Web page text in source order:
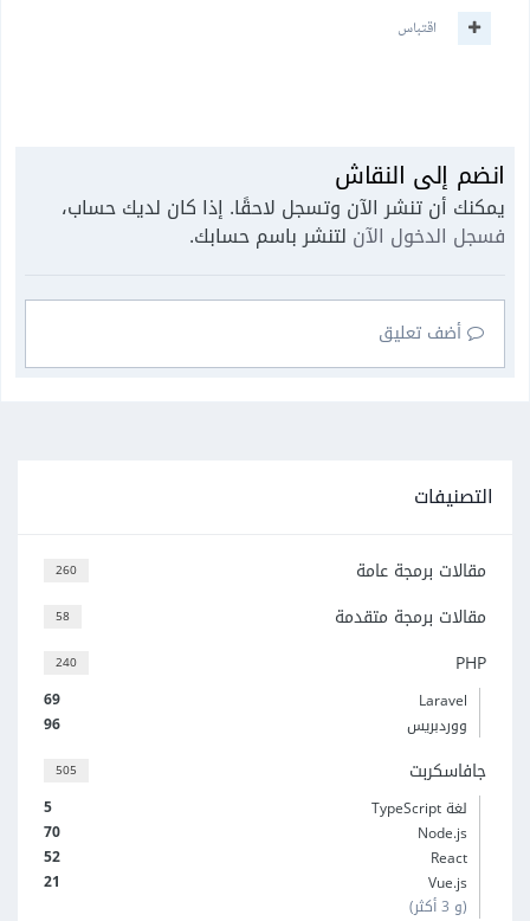
اقتباس
انضم إلى النقاش
يمكنك أن تنشر الآن وتسجل لاحقًا. إذا كان لديك حساب،
فسجل الدخول الآن لتنشر باسم حسابك.
أضف تعليق
التصنيفات
260 مقالات برمجة عامة
58 مقالات برمجة متقدمة
240 PHP
69
Laravel
96
ووردبريس
505 جافاسكربت
5
لغة TypeScript
70
Node.js
52
React
21
Vue.js
(و 3 أكثر)